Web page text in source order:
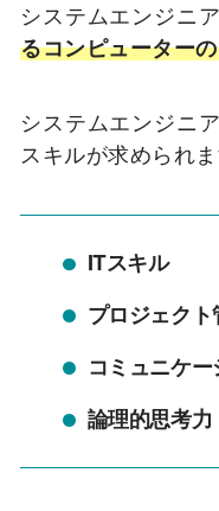
システムエンジニ
るコンピューター
システムエンジニ
スキルが求められま
ITスキル
プロジェクト
コミュニケー
論理的思考力